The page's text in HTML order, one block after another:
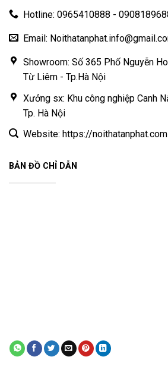
Hotline: 0965410888 -
Email:
Showroom: Số 365 Phố Nguyễn
Từ Liêm - Tp.Hà Nội
Xưởng sx: Khu công nghiệp Canh
Tp. Hà Nội
Website: https://noithatanphat.com
BẢN ĐỒ CHỈ DẪN